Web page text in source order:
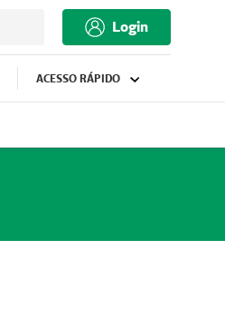
Login
ACESSO RÁPIDO